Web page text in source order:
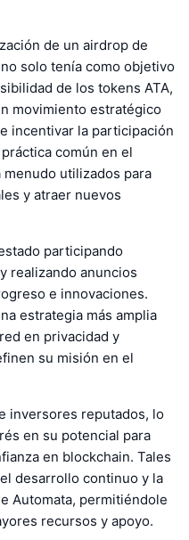
de un airdrop de
solo tenía como objetivo
de los tokens ATA,
movimiento estratégico
incentivar la participación
común en el
utilizados para
y atraer nuevos
participando
realizando anuncios
e innovaciones.
estrategia más amplia
en privacidad y
su misión en el
inversores reputados, lo
en su potencial para
en blockchain. Tales
desarrollo continuo y la
Automata, permitiéndole
recursos y apoyo.